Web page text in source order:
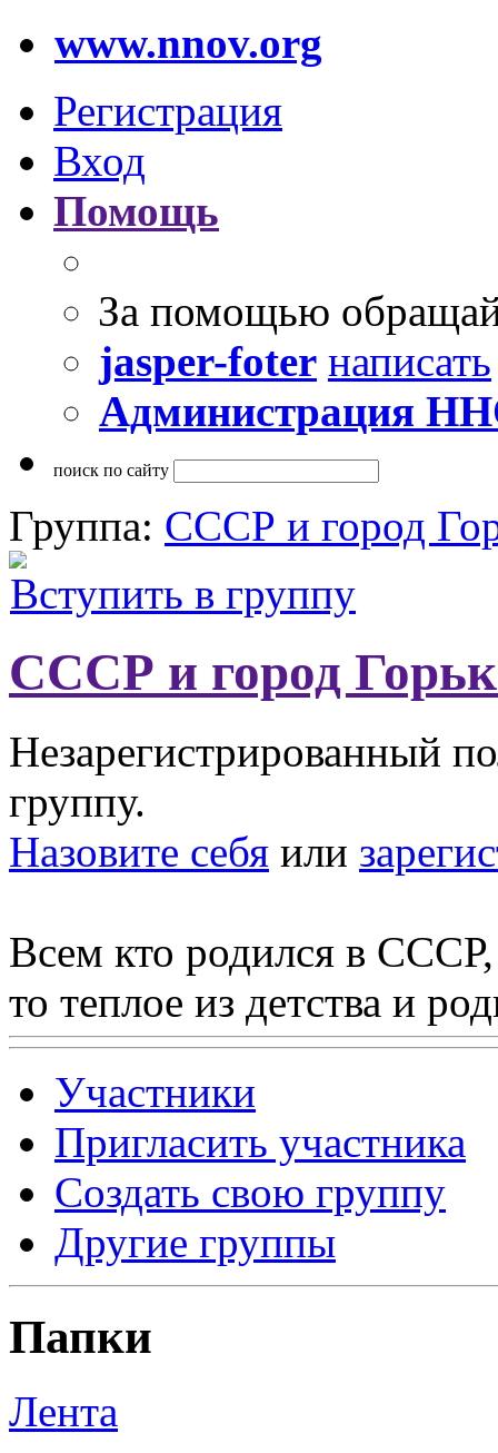
www.nnov.org
Регистрация
Вход
Помощь
За помощью
jasper-foter написать
Администрация
поиск по сайту
Группа: СССР и город
Вступить в группу
СССР и город
Незарегистрированный
группу.
Назовите себя или
Всем кто родился в
то теплое из детства и
Участники
Пригласить участника
Создать свою группу
Другие группы
Папки
Лента